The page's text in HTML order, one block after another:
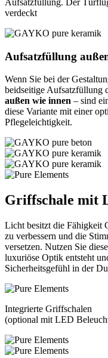
Aufsatzfüllung. Der
verdeckt
Aufsatzfüllung
Wenn Sie bei der
beidseitige Aufsatzfüllung
außen wie innen – sind
diese Variante mit einer
Pflegeleichtigkeit.
Griffschale mit
Licht besitzt die Fähigkeit
zu verbessern und die
versetzen. Nutzen Sie
luxuriöse Optik entsteht
Sicherheitsgefühl in der
Integrierte Griffschalen
(optional mit LED